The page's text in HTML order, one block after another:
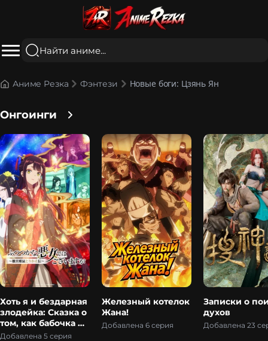
Аниме Резка Фэнтези Новые боги: Цзянь Ян
Онгоинги
Хоть я и бездарная
злодейка: Сказка о
том, как бабочка и
крыса поменялись
Добавлена 5 серия
Железный котелок
Жана!
Добавлена 6 серия
Записки о
духов
Добавлена 23